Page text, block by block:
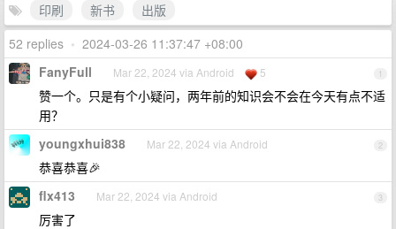
印刷 新书
出版
52 replies • 2024-03-26 11:37:47 +08:00
1
FanyFull Mar 22, 2024 via Android 5
赞一个。只是有个小疑问，两年前的知识会不会在今天有点不适
用？
2
youngxhui838 Mar 22, 2024 via Android
恭喜恭喜🎉
3
flx413 Mar 22, 2024 via Android
厉害了